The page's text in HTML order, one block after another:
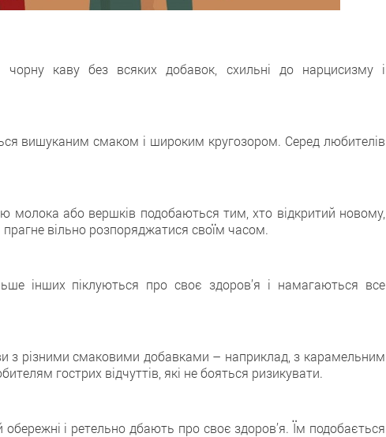
каву без всяких добавок, схильні до нарцисизму і
вишуканим смаком і широким кругозором. Серед любителів
молока або вершків подобаються тим, хто відкритий новому,
вільно розпоряджатися своїм часом.
інших піклуються про своє здоров’я і намагаються все
з різними смаковими добавками – наприклад, з карамельним
гострих відчуттів, які не бояться ризикувати.
і ретельно дбають про своє здоров’я. Їм подобається